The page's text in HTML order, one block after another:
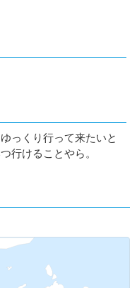
っくり行って来たいと
行けることやら。